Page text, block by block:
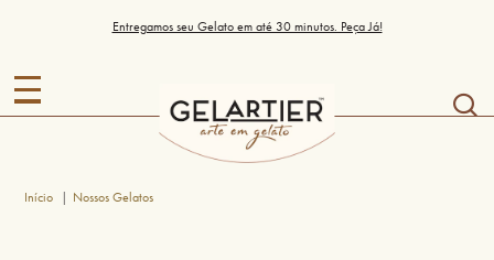
Entregamos seu Gelato em até 30 minutos. Peça Já!
Início Nossos Gelatos